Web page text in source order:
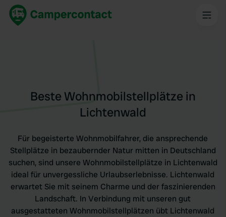
Beste Wohnmobilstellplätze in
Lichtenwald
Für begeisterte Wohnmobilfahrer, die ansprechende
Stellplätze in bezaubernder Natur mitten in Deutschland
suchen, sind unsere Wohnmobilstellplätze in Lichtenwald
ideal für unvergessliche Urlaubserlebnisse. Lichtenwald
erwartet Sie mit seinem Charme und der faszinierenden
Landschaft. In Verbindung mit unseren gut
ausgestatteten Wohnmobilstellplätzen übt Lichtenwald